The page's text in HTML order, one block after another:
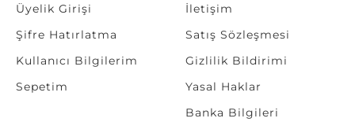
Üyelik Girişi
Şifre Hatırlatma
Kullanıcı Bilgilerim
Sepetim
İletişim
Satış Sözleşmesi
Gizlilik Bildirimi
Yasal Haklar
Banka Bilgileri